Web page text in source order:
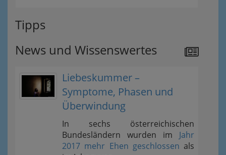
Tipps
News und Wissenswertes
Liebeskummer –
Symptome, Phasen und
Überwindung
In sechs österreichischen
Bundesländern wurden im Jahr
2017 mehr Ehen geschlossen als